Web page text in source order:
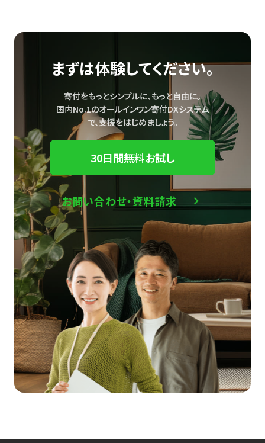
まずは体験してください。
寄付をもっとシンプルに、もっと自由に。
国内No.1のオールインワン寄付DXシステム
で、支援をはじめましょう。
30日間無料お試し
お問い合わせ・資料請求